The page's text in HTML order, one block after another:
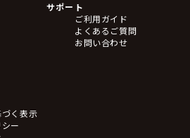
トラップ
ル・カード
スター
サポート
ご利用ガイド
よくあるご質問
お問い合わせ
く表示
ー